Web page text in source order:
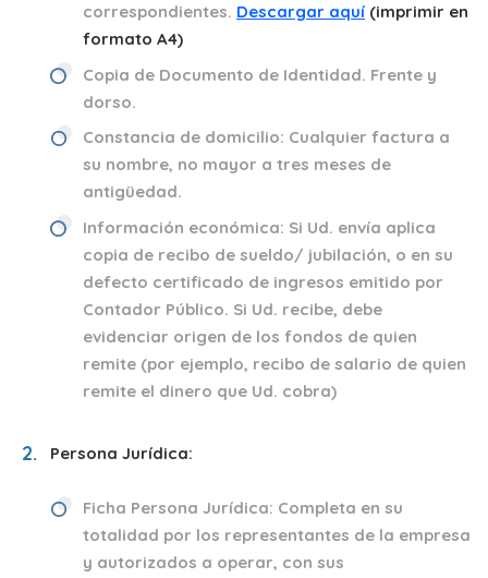
correspondientes. Descargar aquí (imprimir en
formato A4)
Copia de Documento de Identidad. Frente y
dorso.
Constancia de domicilio: Cualquier factura a
su nombre, no mayor a tres meses de
antigüedad.
Información económica: Si Ud. envía aplica
copia de recibo de sueldo/ jubilación, o en su
defecto certificado de ingresos emitido por
Contador Público. Si Ud. recibe, debe
evidenciar origen de los fondos de quien
remite (por ejemplo, recibo de salario de quien
remite el dinero que Ud. cobra)
Persona Jurídica:
Ficha Persona Jurídica: Completa en su
totalidad por los representantes de la empresa
y autorizados a operar, con sus